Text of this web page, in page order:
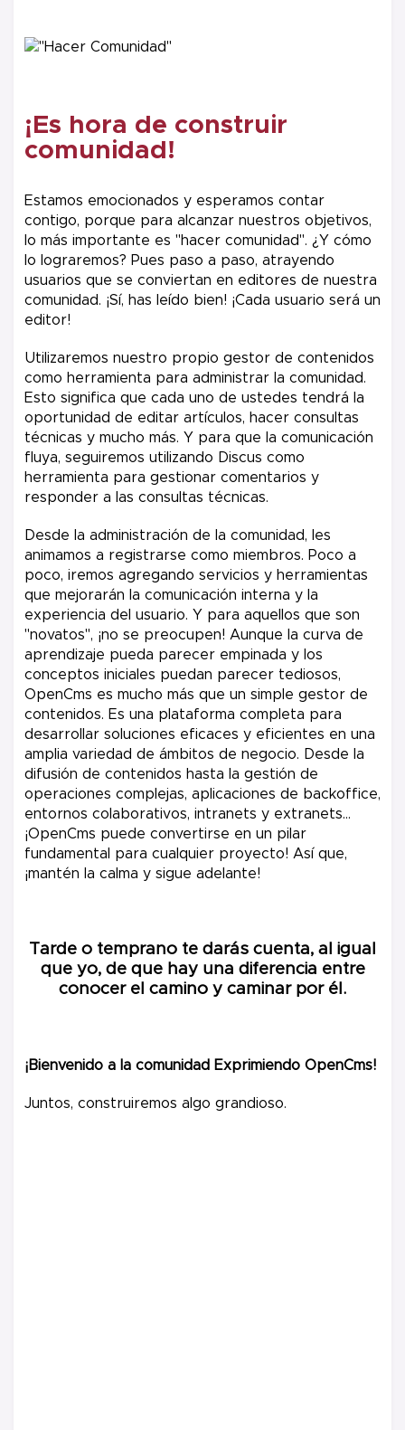
¡Es hora de construir
comunidad!
Estamos emocionados y esperamos contar
contigo, porque para alcanzar nuestros objetivos,
lo más importante es "hacer comunidad". ¿Y cómo
lo lograremos? Pues paso a paso, atrayendo
usuarios que se conviertan en editores de nuestra
comunidad. ¡Sí, has leído bien! ¡Cada usuario será un
editor!
Utilizaremos nuestro propio gestor de contenidos
como herramienta para administrar la comunidad.
Esto significa que cada uno de ustedes tendrá la
oportunidad de editar artículos, hacer consultas
técnicas y mucho más. Y para que la comunicación
fluya, seguiremos utilizando Discus como
herramienta para gestionar comentarios y
responder a las consultas técnicas.
Desde la administración de la comunidad, les
animamos a registrarse como miembros. Poco a
poco, iremos agregando servicios y herramientas
que mejorarán la comunicación interna y la
experiencia del usuario. Y para aquellos que son
"novatos", ¡no se preocupen! Aunque la curva de
aprendizaje pueda parecer empinada y los
conceptos iniciales puedan parecer tediosos,
OpenCms es mucho más que un simple gestor de
contenidos. Es una plataforma completa para
desarrollar soluciones eficaces y eficientes en una
amplia variedad de ámbitos de negocio. Desde la
difusión de contenidos hasta la gestión de
operaciones complejas, aplicaciones de backoffice,
entornos colaborativos, intranets y extranets...
¡OpenCms puede convertirse en un pilar
fundamental para cualquier proyecto! Así que,
¡mantén la calma y sigue adelante!
Tarde o temprano te darás cuenta, al igual
que yo, de que hay una diferencia entre
conocer el camino y caminar por él.
¡Bienvenido a la comunidad Exprimiendo OpenCms!
Juntos, construiremos algo grandioso.